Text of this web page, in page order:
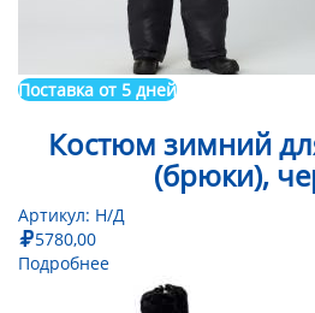
Поставка от 5 дней
Костюм зимний
(брюки),
Артикул: Н/Д
5780,00
Подробнее